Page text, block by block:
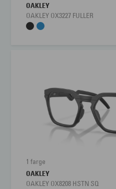
OAKLEY
OAKLEY OX3227 FULLER
1 farge
OAKLEY
OAKLEY OX8208 HSTN SQ